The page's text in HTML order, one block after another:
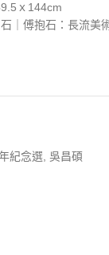
ｘ144cm
｜傅抱石：長流美
紀念選, 吳昌碩